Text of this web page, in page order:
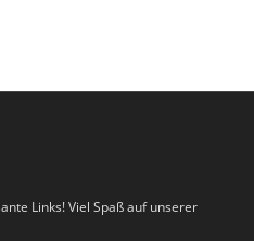
Links! Viel Spaß auf unserer